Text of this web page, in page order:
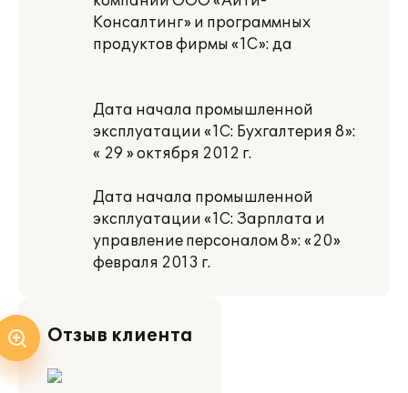
Консалтинг» и программных
продуктов фирмы «1С»: да
Дата начала промышленной
эксплуатации «1С: Бухгалтерия 8»:
« 29 » октября 2012 г.
Дата начала промышленной
эксплуатации «1С: Зарплата и
управление персоналом 8»: «20»
февраля 2013 г.
Отзыв клиента